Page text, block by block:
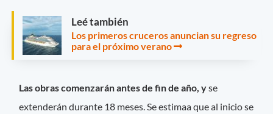
Leé también
Los primeros cruceros anuncian su regreso
para el próximo verano
Las obras comenzarán antes de fin de año, yse
extenderán durante 18 meses. Se estimaa que al inicio se